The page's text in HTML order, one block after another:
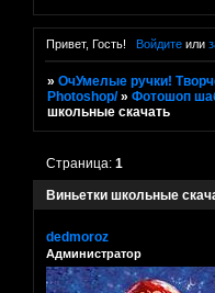
Привет, Гость! Войдитеили
»ОчУмелые ручки!
Photoshop/ »Фотошоп
школьные скачать
Виньетки школьные
Страница:1
dedmoroz
Администратор